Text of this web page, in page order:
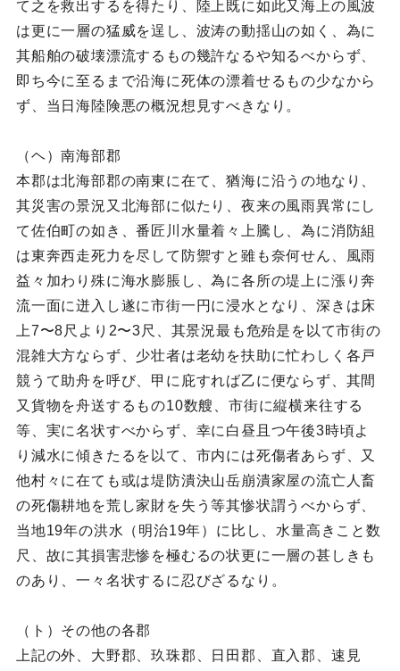
て之を救出するを得たり、陸上既に如此又海上の風波
は更に一層の猛威を逞し、波涛の動揺山の如く、為に
其船舶の破壊漂流するもの幾許なるや知るべからず、
即ち今に至るまで沿海に死体の漂着せるもの少なから
ず、当日海陸険悪の概況想見すべきなり。
（ヘ）南海部郡
本郡は北海部郡の南東に在て、猶海に沿うの地なり、
其災害の景況又北海部に似たり、夜来の風雨異常にし
て佐伯町の如き、番匠川水量着々上騰し、為に消防組
は東奔西走死力を尽して防禦すと雖も奈何せん、風雨
益々加わり殊に海水膨脹し、為に各所の堤上に漲り奔
流一面に迸入し遂に市街一円に浸水となり、深きは床
上7〜8尺より2〜3尺、其景況最も危殆是を以て市街の
混雑大方ならず、少壮者は老幼を扶助に忙わしく各戸
競うて助舟を呼び、甲に庇すれば乙に便ならず、其間
又貨物を舟送するもの10数艘、市街に縦横来往する
等、実に名状すべからず、幸に白昼且つ午後3時頃よ
り減水に傾きたるを以て、市内には死傷者あらず、又
他村々に在ても或は堤防潰決山岳崩潰家屋の流亡人畜
の死傷耕地を荒し家財を失う等其惨状謂うべからず、
当地19年の洪水（明治19年）に比し、水量高きこと数
尺、故に其損害悲惨を極むるの状更に一層の甚しきも
のあり、一々名状するに忍びざるなり。
（ト）その他の各郡
上記の外、大野郡、玖珠郡、日田郡、直入郡、速見